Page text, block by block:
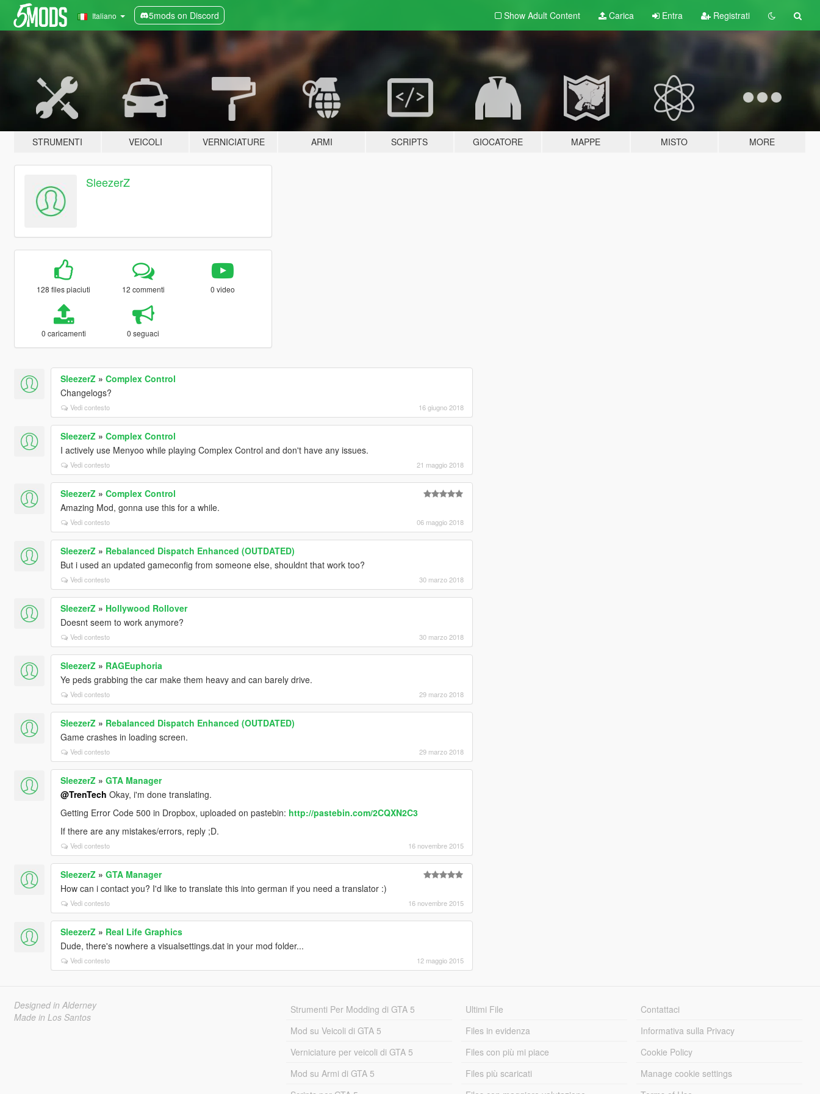
Italiano 5mods on Discord Show Adult Content Carica Entra Registrati
STRUMENTI VEICOLI VERNICIATURE ARMI SCRIPTS GIOCATORE MAPPE MISTO MORE
SleezerZ
128 files piaciuti 12 commenti 0 video
0 caricamenti 0 seguaci
SleezerZ » Complex Control
Changelogs?
Vedi contesto 16 giugno 2018
SleezerZ » Complex Control
I actively use Menyoo while playing Complex Control and don't have any issues.
Vedi contesto 21 maggio 2018
SleezerZ » Complex Control
Amazing Mod, gonna use this for a while.
Vedi contesto 06 maggio 2018
SleezerZ » Rebalanced Dispatch Enhanced (OUTDATED)
But i used an updated gameconfig from someone else, shouldnt that work too?
Vedi contesto 30 marzo 2018
SleezerZ » Hollywood Rollover
Doesnt seem to work anymore?
Vedi contesto 30 marzo 2018
SleezerZ » RAGEuphoria
Ye peds grabbing the car make them heavy and can barely drive.
Vedi contesto 29 marzo 2018
SleezerZ » Rebalanced Dispatch Enhanced (OUTDATED)
Game crashes in loading screen.
Vedi contesto 29 marzo 2018
SleezerZ » GTA Manager
@TrenTech Okay, i'm done translating.
Getting Error Code 500 in Dropbox, uploaded on pastebin: http://pastebin.com/2CQXN2C3
If there are any mistakes/errors, reply ;D.
Vedi contesto 16 novembre 2015
SleezerZ » GTA Manager
How can i contact you? I'd like to translate this into german if you need a translator :)
Vedi contesto 16 novembre 2015
SleezerZ » Real Life Graphics
Dude, there's nowhere a visualsettings.dat in your mod folder...
Vedi contesto 12 maggio 2015
Designed in Alderney
Made in Los Santos
Strumenti Per Modding di GTA 5
Mod su Veicoli di GTA 5
Verniciature per veicoli di GTA 5
Mod su Armi di GTA 5
Ultimi File
Files in evidenza
Files con più mi piace
Files più scaricati
Contattaci
Informativa sulla Privacy
Cookie Policy
Manage cookie settings